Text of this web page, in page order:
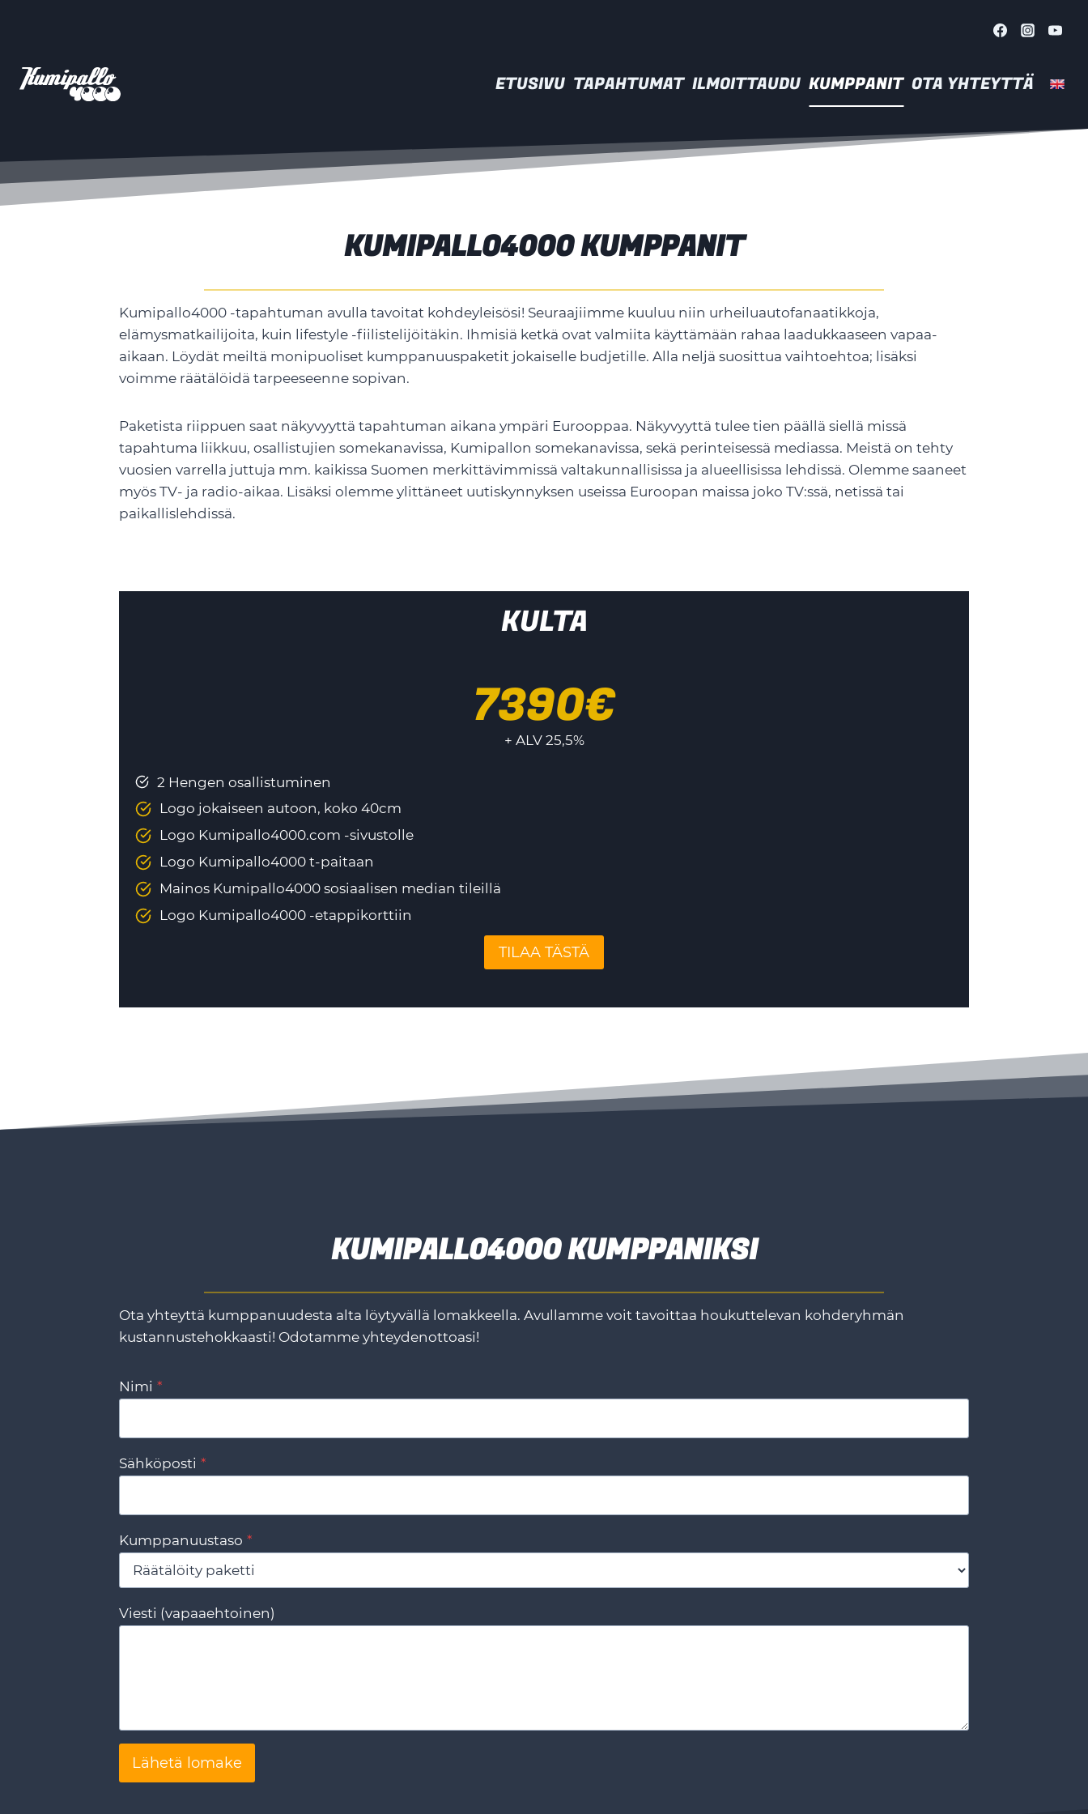
ETUSIVU TAPAHTUMAT ILMOITTAUDU KUMPPANIT OTA YHTEYTTÄ
KUMIPALLO4000 KUMPPANIT
Kumipallo4000 -tapahtuman avulla tavoitat kohdeyleisösi! Seuraajiimme kuuluu niin urheiluautofanaatikkoja,
elämysmatkailijoita, kuin lifestyle -fiilistelijöitäkin. Ihmisiä ketkä ovat valmiita käyttämään rahaa laadukkaaseen vapaa-
aikaan. Löydät meiltä monipuoliset kumppanuuspaketit jokaiselle budjetille. Alla neljä suosittua vaihtoehtoa; lisäksi
voimme räätälöidä tarpeeseenne sopivan.
Paketista riippuen saat näkyvyyttä tapahtuman aikana ympäri Eurooppaa. Näkyvyyttä tulee tien päällä siellä missä
tapahtuma liikkuu, osallistujien somekanavissa, Kumipallon somekanavissa, sekä perinteisessä mediassa. Meistä on tehty
vuosien varrella juttuja mm. kaikissa Suomen merkittävimmissä valtakunnallisissa ja alueellisissa lehdissä. Olemme saaneet
myös TV- ja radio-aikaa. Lisäksi olemme ylittäneet uutiskynnyksen useissa Euroopan maissa joko TV:ssä, netissä tai
paikallislehdissä.
KULTA
7390€
+ ALV 25,5%
2 Hengen osallistuminen
Logo jokaiseen autoon, koko 40cm
Logo Kumipallo4000.com -sivustolle
Logo Kumipallo4000 t-paitaan
Mainos Kumipallo4000 sosiaalisen median tileillä
Logo Kumipallo4000 -etappikorttiin
TILAA TÄSTÄ
KUMIPALLO4000 KUMPPANIKSI
Ota yhteyttä kumppanuudesta alta löytyvällä lomakkeella. Avullamme voit tavoittaa houkuttelevan kohderyhmän
kustannustehokkaasti! Odotamme yhteydenottoasi!
Nimi *
Sähköposti *
Kumppanuustaso *
Viesti (vapaaehtoinen)
Lähetä lomake